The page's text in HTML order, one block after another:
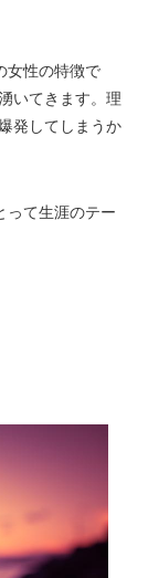
女性の特徴で
いてきます。理
発してしまうか
って生涯のテー